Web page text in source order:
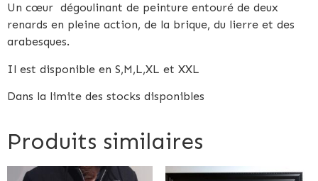
Un cœur dégoulinant de peinture entouré de deux
renards en pleine action, de la brique, du lierre et des
arabesques.
Il est disponible en S,M,L,XL et XXL
Dans la limite des stocks disponibles
Produits similaires